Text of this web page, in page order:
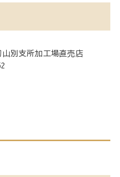
別支所加工場直売店